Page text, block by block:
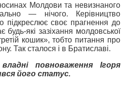
Молдови та невизнаного
— нічого. Керівництво
підкреслює своє прагнення до
будь-які зазіхання молдовської
кошик», тобто питання про
Так сталося і в Братиславі.
повноваження Ігоря
його статус.